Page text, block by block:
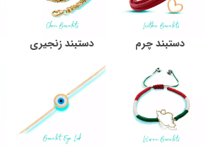
تماس با ما
دستبند چرم دستبند زنجیری